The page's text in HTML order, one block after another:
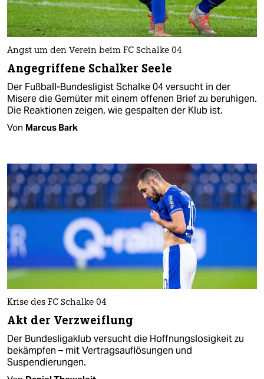
Angst um den Verein beim FC Schalke 04
Angegriffene Schalker Seele
Der Fußball-Bundesligist Schalke 04 versucht in der
Misere die Gemüter mit einem offenen Brief zu beruhigen.
Die Reaktionen zeigen, wie gespalten der Klub ist.
Von Marcus Bark
Krise des FC Schalke 04
Akt der Verzweiflung
Der Bundesligaklub versucht die Hoffnungslosigkeit zu
bekämpfen – mit Vertragsauflösungen und
Suspendierungen.